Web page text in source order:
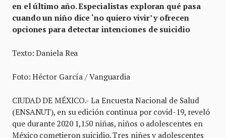
en el último año. Especialistas exploran qué pasa
cuando un niño dice ‘no quiero vivir’ y ofrecen
opciones para detectar intenciones de suicidio
Texto: Daniela Rea
Foto: Héctor García / Vanguardia
CIUDAD DE MÉXICO.- La Encuesta Nacional de Salud
(ENSANUT), en su edición continua por covid-19, reveló
que durante 2020 1,150 niñas, niños o adolescentes en
México cometieron suicidio. Tres niñes y adolescentes